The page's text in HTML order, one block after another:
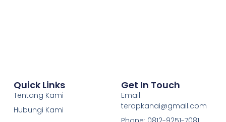
Quick Links
Tentang Kami
Hubungi Kami
Get In Touch
Email:
terapkanai@gmail.com